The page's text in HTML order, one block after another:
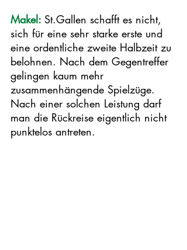
Makel: St.Gallen schafft es nicht,
sich für eine sehr starke erste und
eine ordentliche zweite Halbzeit zu
belohnen. Nach dem Gegentreffer
gelingen kaum mehr
zusammenhängende Spielzüge.
Nach einer solchen Leistung darf
man die Rückreise eigentlich nicht
punktelos antreten.